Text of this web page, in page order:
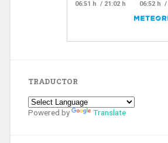
TRADUCTOR
Powered by Translate